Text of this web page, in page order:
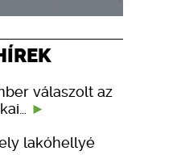
válaszolt az
lakóhellyé